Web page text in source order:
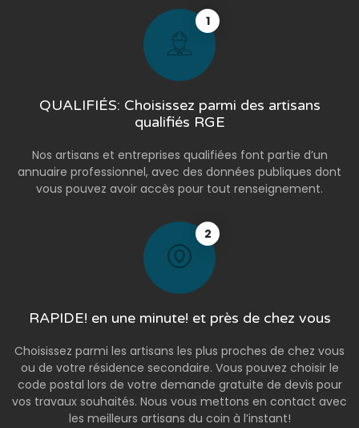
1
QUALIFIÉS: Choisissez parmi des artisans
qualifiés RGE
Nos artisans et entreprises qualifiées font partie d’un
annuaire professionnel, avec des données publiques dont
vous pouvez avoir accès pour tout renseignement.
2
RAPIDE! en une minute! et près de chez vous
Choisissez parmi les artisans les plus proches de chez vous
ou de votre résidence secondaire. Vous pouvez choisir le
code postal lors de votre demande gratuite de devis pour
vos travaux souhaités. Nous vous mettons en contact avec
les meilleurs artisans du coin à l’instant!